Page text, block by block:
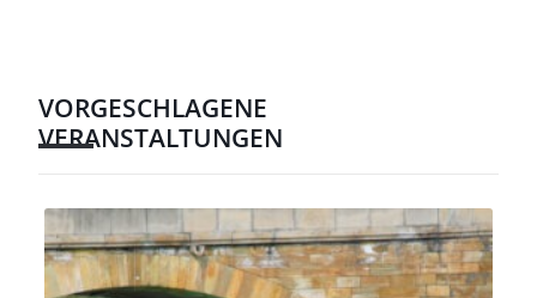
VORGESCHLAGENE
VERANSTALTUNGEN